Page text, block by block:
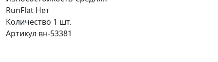
RunFlat Нет
Количество 1 шт.
Артикул вн-53381